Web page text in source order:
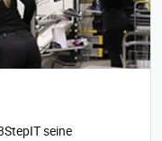
seine